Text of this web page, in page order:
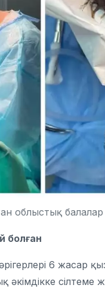
облыстық
болған
6 жасар
әкімдікке сілтеме